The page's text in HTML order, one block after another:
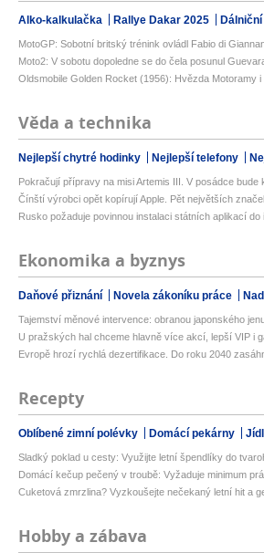
Alko-kalkulačka Rallye Dakar 2025
MotoGP: Sobotní britský trénink ovládl Fabio di
Moto2: V sobotu dopoledne se do čela posunul
Oldsmobile Golden Rocket (1956): Hvězda Motoramy i
Věda a technika
Nejlepší chytré hodinky Nejlepší telefony
Pokračují přípravy na misi Artemis III. V posádce bude
Čínští výrobci opět kopírují Apple. Pět největších
Rusko požaduje povinnou instalaci státních aplikací do
Ekonomika a byznys
Daňové přiznání Novela zákoníku práce
Tajemství měnové intervence: obranou japonského
U pražských hal chceme hlavně více akcí, lepší VIP i
Evropě hrozí rychlá dezertifikace. Do roku 2040
Recepty
Oblíbené zimní polévky Domácí pekárny
Sladký poklad u cesty: Využijte letní špendlíky do
Domácí kečup pečený v troubě: Vyžaduje minimum
Cuketová zmrzlina? Vyzkoušejte nečekaný letní hit a
Hobby a zábava